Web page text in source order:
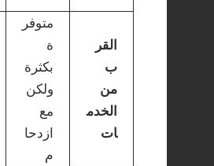
القر
ب
من
الخدم
ات
متوفر
ة
بكثرة
ولكن
مع
ازدحا
م